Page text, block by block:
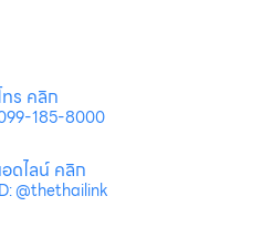
ทร คลิก
185-8000
ดไลน์ คลิก
@thethailink